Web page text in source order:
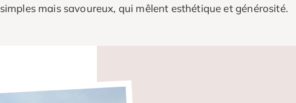
simples mais savoureux, qui mêlent esthétique et générosité.